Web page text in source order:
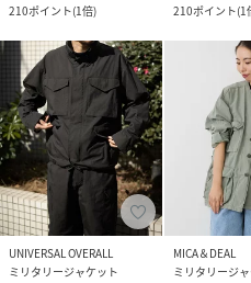
210ポイント(1倍)
210ポイント(1
UNIVERSAL OVERALL
ミリタリージャケット
MICA＆DEAL
ミリタリージ